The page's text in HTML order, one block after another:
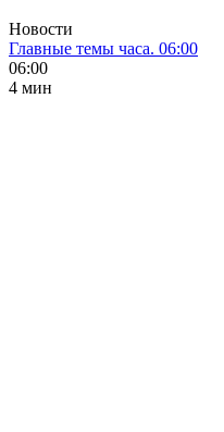
Новости
Главные темы часа. 06:00
06:00
4 мин